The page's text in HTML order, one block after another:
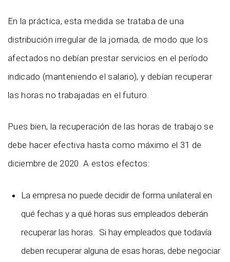
En la práctica, esta medida se trataba de una
distribución irregular de la jornada, de modo que los
afectados no debían prestar servicios en el período
indicado (manteniendo el salario), y debían recuperar
las horas no trabajadas en el futuro.
Pues bien, la recuperación de las horas de trabajo se
debe hacer efectiva hasta como máximo el 31 de
diciembre de 2020. A estos efectos:
La empresa no puede decidir de forma unilateral en
qué fechas y a qué horas sus empleados deberán
recuperar las horas. Si hay empleados que todavía
deben recuperar alguna de esas horas, debe negociar